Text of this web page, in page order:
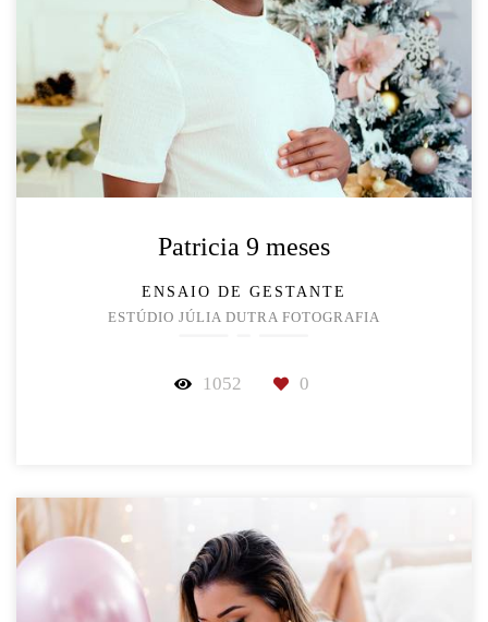
Patricia 9 meses
ENSAIO DE GESTANTE
ESTÚDIO JÚLIA DUTRA FOTOGRAFIA
1052 0